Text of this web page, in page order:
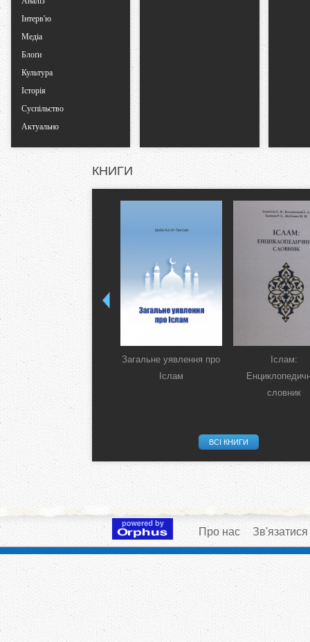
Інтерв'ю
Медіа
Блоґи
Культура
Історія
Суспільство
Актуально
КНИГИ
Загальне уявлення про
Іслам
Іслам:
словник
ВСІ КНИГИ
Про нас